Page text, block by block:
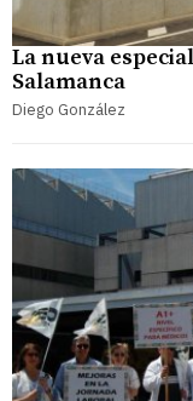
La nueva
Salamanca
Diego González